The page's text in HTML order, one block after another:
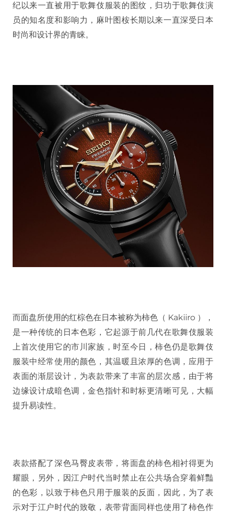
纪以来一直被用于歌舞伎服装的图纹，归功于歌舞伎演
员的知名度和影响力，麻叶图桉长期以来一直深受日本
时尚和设计界的青睐。
而面盘所使用的红棕色在日本被称为柿色（ Kakiiro ），
是一种传统的日本色彩，它起源于前几代在歌舞伎服装
上首次使用它的市川家族，时至今日，柿色仍是歌舞伎
服装中经常使用的颜色，其温暖且浓厚的色调，应用于
表面的渐层设计，为表款带来了丰富的层次感，由于将
边缘设计成暗色调，金色指针和时标更清晰可见，大幅
提升易读性。
表款搭配了深色马臀皮表带，将面盘的柿色相衬得更为
耀眼，另外，因江户时代当时禁止在公共场合穿着鲜豔
的色彩，以致于柿色只用于服装的反面，因此，为了表
示对于江户时代的致敬，表带背面同样也使用了柿色作